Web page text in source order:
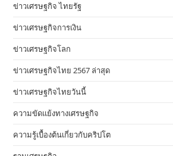
ข่าวเศรษฐกิจ ไทยรัฐ
ข่าวเศรษฐกิจการเงิน
ข่าวเศรษฐกิจโลก
ข่าวเศรษฐกิจไทย 2567 ล่าสุด
ข่าวเศรษฐกิจไทยวันนี้
ความขัดแย้งทางเศรษฐกิจ
ความรู้เบื้องต้นเกี่ยวกับคริปโต